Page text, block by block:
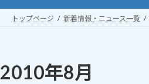
トップページ 新着情報・ニュース一覧
2010年8月